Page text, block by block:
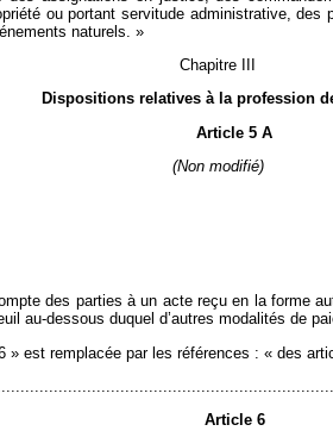
ou portant servitude administrative,
naturels. »
Chapitre III
Dispositions relatives à la profession
Article 5 A
(Non modifié)
des parties à un acte reçu en la forme
au-dessous duquel d’autres modalités de
» est remplacée par les références : « des
Article 6